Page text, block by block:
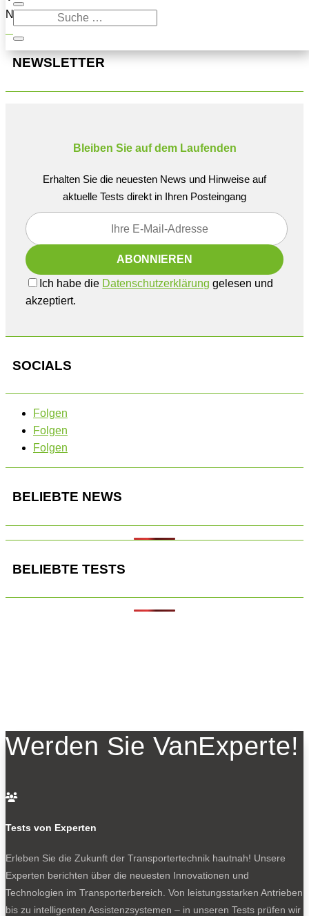
Navigation oben, um den Beitrag zu finden.
NEWSLETTER
Bleiben Sie auf dem Laufenden
Erhalten Sie die neuesten News und Hinweise auf
aktuelle Tests direkt in Ihren Posteingang
Ich habe die Datenschutzerklärung gelesen und
akzeptiert.
SOCIALS
Folgen
Folgen
Folgen
BELIEBTE NEWS
BELIEBTE TESTS
Werden Sie VanExperte!

Tests von Experten
Erleben Sie die Zukunft der Transportertechnik hautnah! Unsere
Experten berichten über die neuesten Innovationen und
Technologien im Transporterbereich. Von leistungsstarken Antrieben
bis zu intelligenten Assistenzsystemen – in unseren Tests prüfen wir